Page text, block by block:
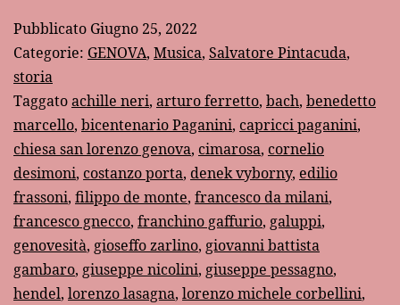
musicale
a
nel
tempo
di
Paganini”
di
Salvatore
Pintacuda
Pubblicato Giugno 25, 2022
Categorie: GENOVA, Musica, Salvatore Pintacuda,
storia
Taggatoachille neri, arturo ferretto, bach, benedetto
marcello, bicentenario Paganini, capricci paganini,
chiesa san lorenzo genova, cimarosa, cornelio
desimoni, costanzo porta, denek vyborny, edilio
frassoni, filippo de monte, francesco da milani,
francesco gnecco, franchino gaffurio, galuppi,
genovesità, gioseffo zarlino, giovanni battista
gambaro, giuseppe nicolini, giuseppe pessagno,
hendel, lorenzo lasagna, lorenzo michele corbellini,